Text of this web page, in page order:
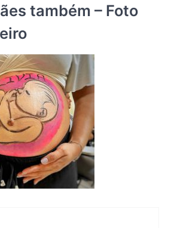
também – Foto